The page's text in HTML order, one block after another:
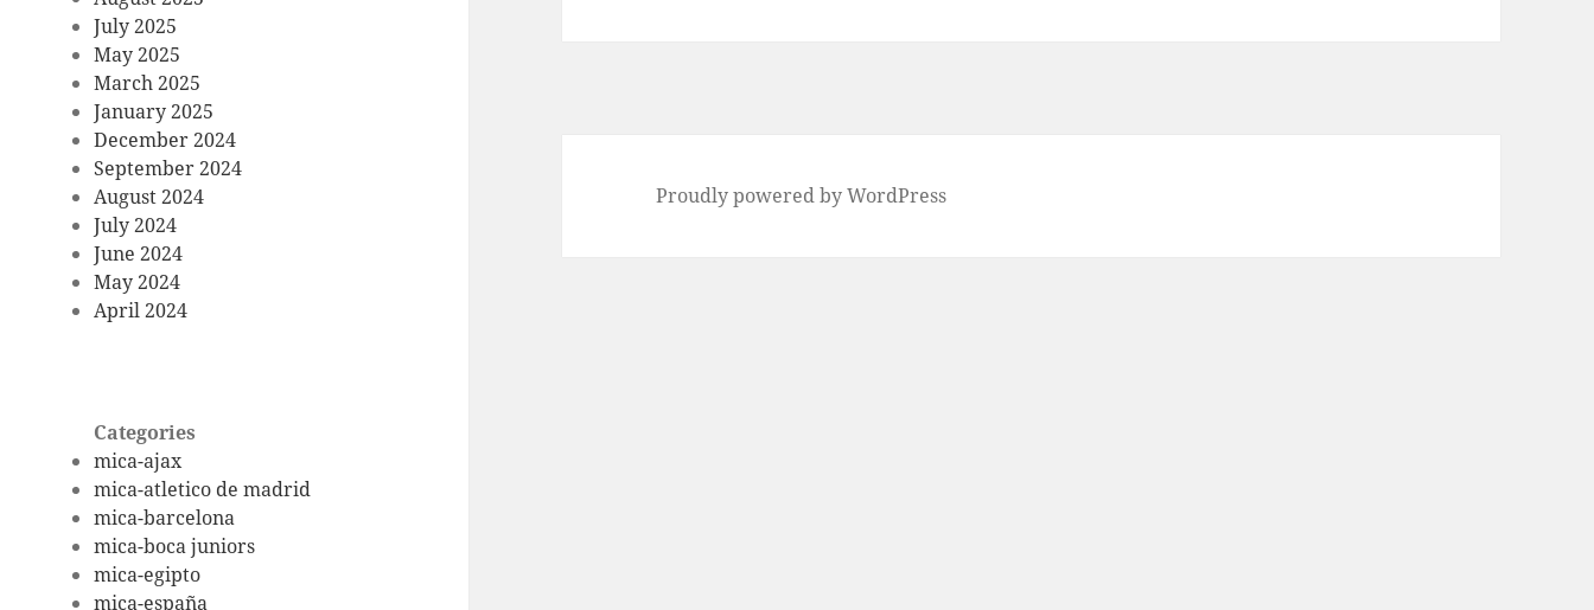
July 2025
May 2025
March 2025
January 2025
December 2024
September 2024
August 2024
July 2024
June 2024
May 2024
April 2024
Categories
mica-ajax
mica-atletico de madrid
mica-barcelona
mica-boca juniors
mica-egipto
mica-españa
Proudly powered by WordPress